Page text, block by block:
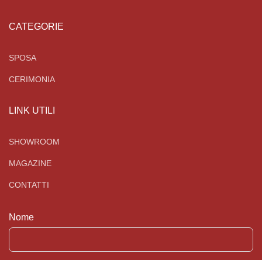
CATEGORIE
SPOSA
CERIMONIA
LINK UTILI
SHOWROOM
MAGAZINE
CONTATTI
Nome